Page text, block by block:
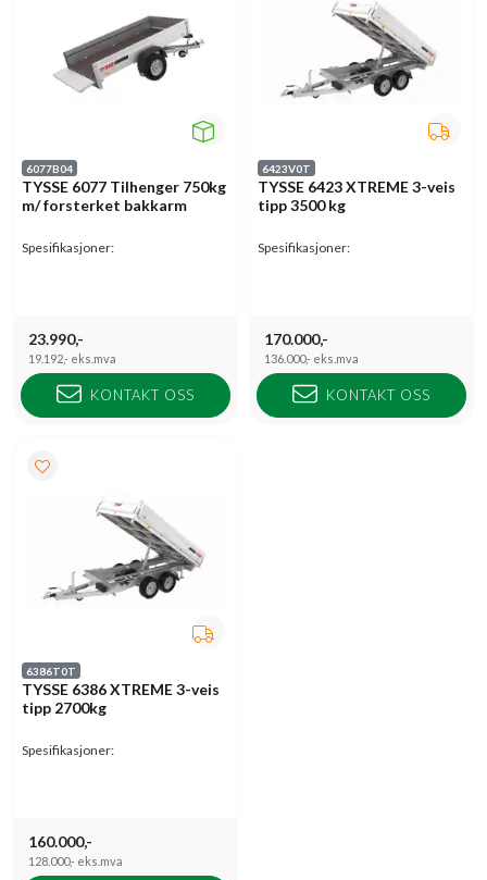
6077B04
TYSSE 6077 Tilhenger 750kg
m/ forsterket bakkarm
Spesifikasjoner:
23.990,-
19.192,- eks.mva
KONTAKT OSS
6423V0T
TYSSE 6423 XTREME 3-veis
tipp 3500 kg
Spesifikasjoner:
170.000,-
136.000,- eks.mva
KONTAKT OSS
6386T0T
TYSSE 6386 XTREME 3-veis
tipp 2700kg
Spesifikasjoner:
160.000,-
128.000,- eks.mva